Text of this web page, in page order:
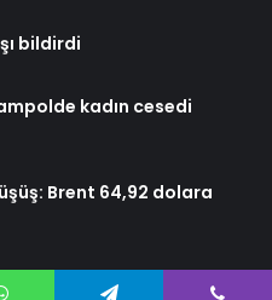
bildirdi
kadın cesedi
Brent 64,92 dolara